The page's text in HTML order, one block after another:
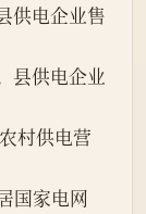
供电企业售
县供电企业
村供电营
国家电网